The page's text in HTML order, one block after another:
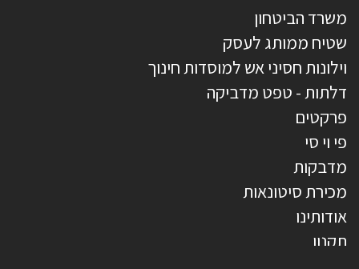
משרד הביטחון
שטיח ממותג לעסק
וילונות חסיני אש למוסדות חינוך
דלתות - טפט מדביקה
פרקטים
פי וי סי
מדבקות
מכירת סיטונאות
אודותינו
תקנון